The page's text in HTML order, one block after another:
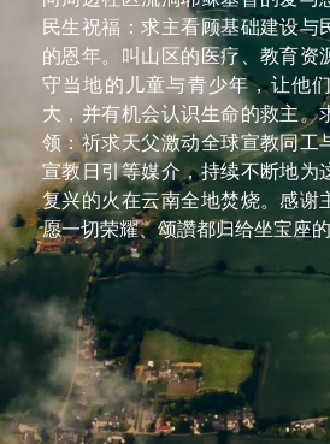
亲爱的天父，谢谢祢让孩子透过
云南省每一个族群都渴望着生活
爱，相信透过每一位神儿女的代
的呼求、感谢与讚美，愿祢的
族群，柔软他们的心，开启他们
他们所要找寻的爱与盼望，能够
怜悯这块土地，复兴云南省，也
传福音，保守宣教士们的身心灵
胜有馀！创造天地万物的主啊！
南省每一个人心裡，触摸他们的
一真神！奉主耶稣基督的名求，